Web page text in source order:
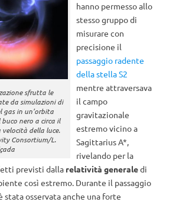
sfrutta le
da simulazioni di
in un’orbita
nero a circa il
velocità della luce.
Consortium/L.
hanno permesso allo
stesso gruppo di
misurare con
precisione il
passaggio radente
della stella S2
mentre attraversava
il campo
gravitazionale
estremo vicino a
Sagittarius A*,
rivelando per la
previsti dalla relatività generaledi
così estremo. Durante il passaggio
stata osservata anche una forte